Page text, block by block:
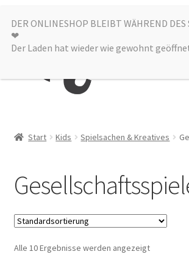
Zur
Navigation
springen
Zum
Inhalt
springen
Sale
Laden
über uns
Start Kids Spielsachen & Kreatives
Alle 10 Ergebnisse werden angezeigt
DER ONLINESHOP BLEIBT WÄHREND DES
❤︎
Der Laden hat wieder wie gewohnt